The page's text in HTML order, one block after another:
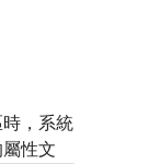
，系統
性文